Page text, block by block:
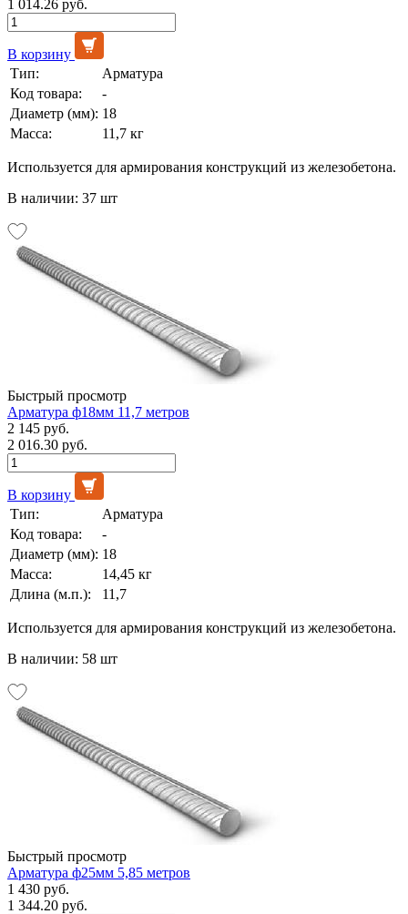
1 014.26 руб.
В корзину
Тип:
Арматура
Код товара:
-
Диаметр (мм): 18
Масса:
11,7 кг
Используется для армирования конструкций из железобетона.
В наличии: 37 шт
Быстрый просмотр
Арматура ф18мм 11,7 метров
2 145 руб.
2 016.30 руб.
В корзину
Тип:
Арматура
Код товара:
-
Диаметр (мм): 18
Масса:
14,45 кг
Длина (м.п.):
11,7
Используется для армирования конструкций из железобетона.
В наличии: 58 шт
Быстрый просмотр
Арматура ф25мм 5,85 метров
1 430 руб.
1 344.20 руб.